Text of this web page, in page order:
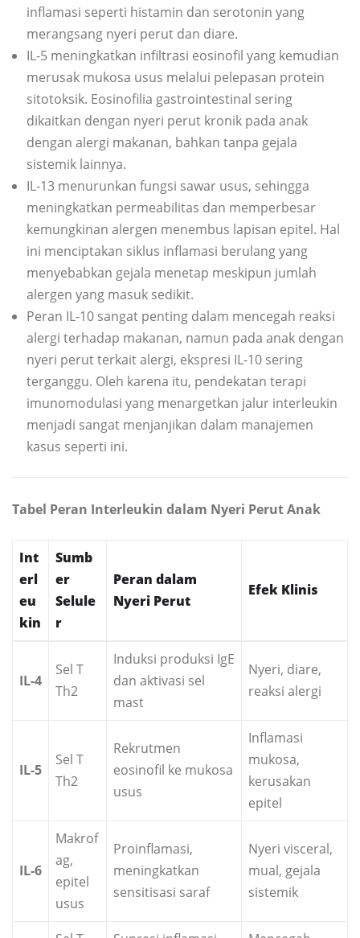
inflamasi seperti histamin dan serotonin yang
merangsang nyeri perut dan diare.
IL-5 meningkatkan infiltrasi eosinofil yang kemudian
merusak mukosa usus melalui pelepasan protein
sitotoksik. Eosinofilia gastrointestinal sering
dikaitkan dengan nyeri perut kronik pada anak
dengan alergi makanan, bahkan tanpa gejala
sistemik lainnya.
IL-13 menurunkan fungsi sawar usus, sehingga
meningkatkan permeabilitas dan memperbesar
kemungkinan alergen menembus lapisan epitel. Hal
ini menciptakan siklus inflamasi berulang yang
menyebabkan gejala menetap meskipun jumlah
alergen yang masuk sedikit.
Peran IL-10 sangat penting dalam mencegah reaksi
alergi terhadap makanan, namun pada anak dengan
nyeri perut terkait alergi, ekspresi IL-10 sering
terganggu. Oleh karena itu, pendekatan terapi
imunomodulasi yang menargetkan jalur interleukin
menjadi sangat menjanjikan dalam manajemen
kasus seperti ini.
Tabel Peran Interleukin dalam Nyeri Perut Anak
Int
erl
eu
kin
Sumb
er
Selule
r
Peran dalam
Nyeri Perut
Efek Klinis
IL-4
Sel T
Th2
Induksi produksi IgE
dan aktivasi sel
mast
Nyeri, diare,
reaksi alergi
IL-5
Sel T
Th2
Rekrutmen
eosinofil ke mukosa
usus
Inflamasi
mukosa,
kerusakan
epitel
IL-6
Makrof
ag,
epitel
usus
Proinflamasi,
meningkatkan
sensitisasi saraf
Nyeri visceral,
mual, gejala
sistemik